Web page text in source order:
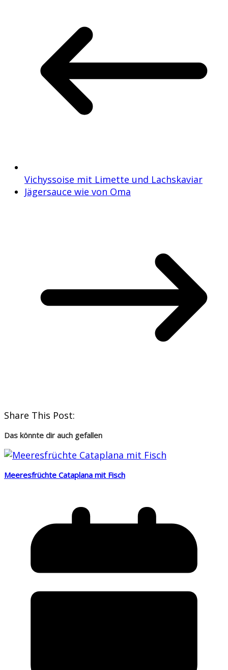
Vichyssoise mit Limette und Lachskaviar
Jägersauce wie von Oma
Share This Post:
Das könnte dir auch gefallen
Meeresfrüchte Cataplana mit Fisch